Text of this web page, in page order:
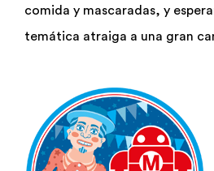
comida y mascaradas, y
temática atraiga a una gran